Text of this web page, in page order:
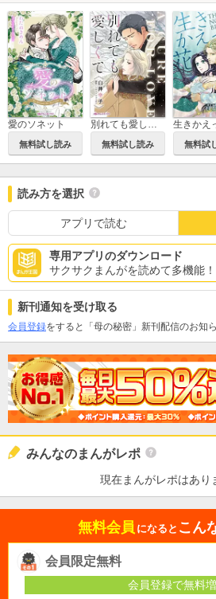
愛のソネット
無料試し読み 無料試し読み 無料試
読み方を選択
アプリで読む
専用アプリのダウンロード
サクサクまんがを読めて多機能！
新刊通知を受け取る
会員登録をすると「母の秘密」新刊配信のお知
みんなのまんがレポ
現在まんがレポはあり
無料会員 になると こん
会員限定無料
会員登録で無料